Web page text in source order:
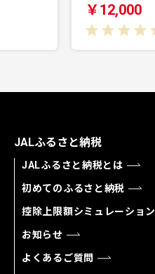
￥12,000
JALふるさと納税
JALふるさと納税とは
初めてのふるさと納税
控除上限額シミュレーション
お知らせ
よくあるご質問